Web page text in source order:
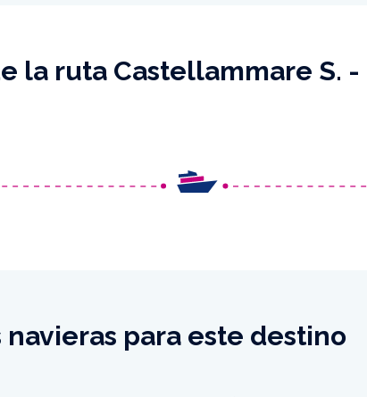
la ruta Castellammare S. -
navieras para este destino